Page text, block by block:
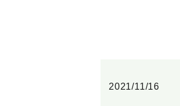
2021/11/16